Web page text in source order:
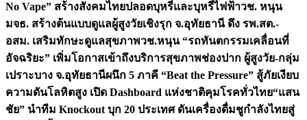
No Vape” สร้างสังคมไทยปลอดบุหรี่และบุหรี่ไฟฟ้าวช. หนุน
มจธ. สร้างต้นแบบดูแลผู้สูงวัยเชิงรุก จ.อุทัยธานี ดึง รพ.สต.-
อสม. เสริมทักษะดูแลสุขภาพวช.หนุน “รถทันตกรรมเคลื่อนที่
อัจฉริยะ” เพิ่มโอกาสเข้าถึงบริการสุขภาพช่องปาก ผู้สูงวัย-กลุ่ม
เปราะบาง จ.อุทัยธานีผนึก 5 ภาคี “Beat the Pressure” สู้ภัยเงียบ
ความดันโลหิตสูง เปิด Dashboard แห่งชาติคุมโรคทั่วไทย“แสน
ชัย” นำทีม Knockout บุก 20 ประเทศ ดันเครื่องดื่มชูกำลังไทยสู่